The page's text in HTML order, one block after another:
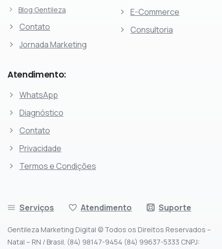
Blog Gentileza
Contato
Jornada Marketing
E-Commerce
Consultoria
Atendimento:
WhatsApp
Diagnóstico
Contato
Privacidade
Termos e Condições
Serviços Atendimento Suporte
Gentileza Marketing Digital © Todos os Direitos Reservados –
Natal – RN / Brasil. (84) 98147-9454 (84) 99637-5333 CNPJ: